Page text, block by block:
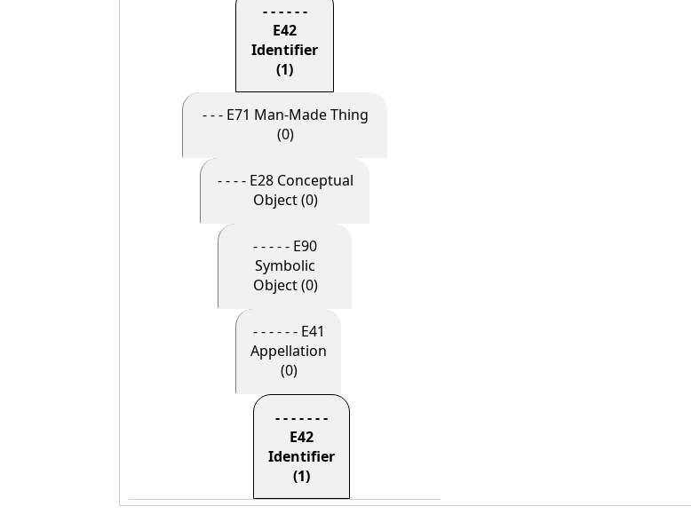
- - - - - -
E42
Identifier
(1)
- - - E71 Man-Made Thing
(0)
- - - - E28 Conceptual
Object (0)
- - - - - E90
Symbolic
Object (0)
- - - - - - E41
Appellation
(0)
- - - - - - -
E42
Identifier
(1)